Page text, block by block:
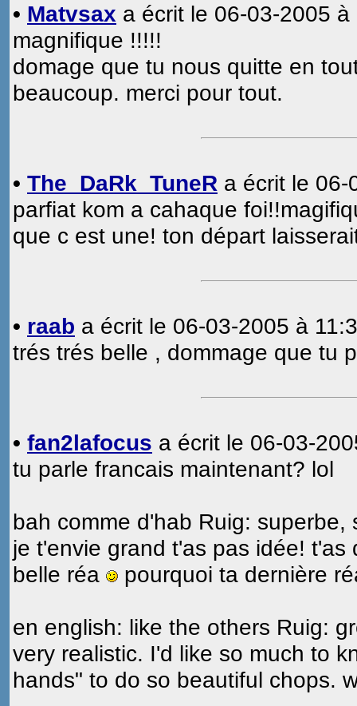
• Matvsax a écrit le 06-03-2005 à
magnifique !!!!!
domage que tu nous quitte en
beaucoup. merci pour tout.
• The_DaRk_TuneR a écrit le 06-
parfiat kom a cahaque
que c est une! ton départ
• raab a écrit le 06-03-2005 à
trés trés belle , dommage que tu
• fan2lafocus a écrit le 06-03-
tu parle francais maintenant? lol
bah comme d'hab Ruig:
je t'envie grand t'as pas idée!
belle réa
pourquoi ta dernière
en english: like the others Ruig:
very realistic. I'd like so much to
hands" to do so beautiful chops.